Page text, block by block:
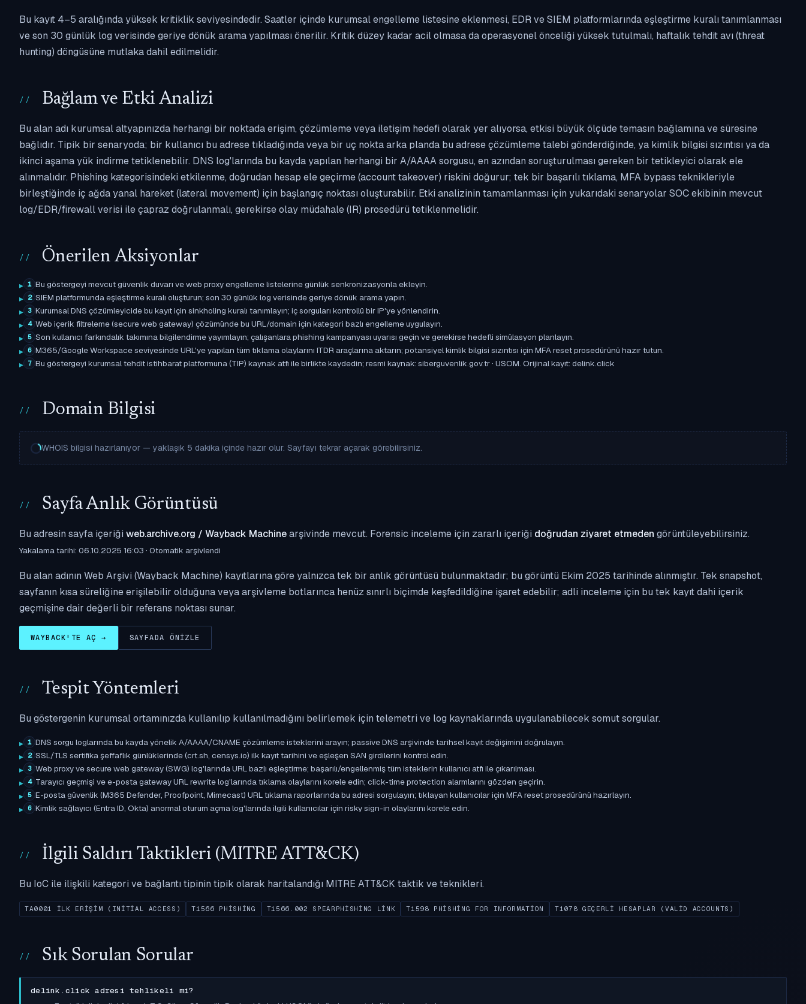
Bu kayıt 4–5 aralığında yüksek kritiklik seviyesindedir. Saatler içinde kurumsal engelleme listesine eklenmesi, EDR ve SIEM platformlarında eşleştirme kuralı tanımlanması
ve son 30 günlük log verisinde geriye dönük arama yapılması önerilir. Kritik düzey kadar acil olmasa da operasyonel önceliği yüksek tutulmalı, haftalık tehdit avı (threat
hunting) döngüsüne mutlaka dahil edilmelidir.
Bağlam ve Etki Analizi
Bu alan adı kurumsal altyapınızda herhangi bir noktada erişim, çözümleme veya iletişim hedefi olarak yer alıyorsa, etkisi büyük ölçüde temasın bağlamına ve süresine
bağlıdır. Tipik bir senaryoda; bir kullanıcı bu adrese tıkladığında veya bir uç nokta arka planda bu adrese çözümleme talebi gönderdiğinde, ya kimlik bilgisi sızıntısı ya da
ikinci aşama yük indirme tetiklenebilir. DNS log'larında bu kayda yapılan herhangi bir A/AAAA sorgusu, en azından soruşturulması gereken bir tetikleyici olarak ele
alınmalıdır. Phishing kategorisindeki etkilenme, doğrudan hesap ele geçirme (account takeover) riskini doğurur; tek bir başarılı tıklama, MFA bypass teknikleriyle
birleştiğinde iç ağda yanal hareket (lateral movement) için başlangıç noktası oluşturabilir. Etki analizinin tamamlanması için yukarıdaki senaryolar SOC ekibinin mevcut
log/EDR/firewall verisi ile çapraz doğrulanmalı, gerekirse olay müdahale (IR) prosedürü tetiklenmelidir.
Önerilen Aksiyonlar
1 Bu göstergeyi mevcut güvenlik duvarı ve web proxy engelleme listelerine günlük senkronizasyonla ekleyin.
2 SIEM platformunda eşleştirme kuralı oluşturun; son 30 günlük log verisinde geriye dönük arama yapın.
3 Kurumsal DNS çözümleyicide bu kayıt için sinkholing kuralı tanımlayın; iç sorguları kontrollü bir IP'ye yönlendirin.
4 Web içerik filtreleme (secure web gateway) çözümünde bu URL/domain için kategori bazlı engelleme uygulayın.
5 Son kullanıcı farkındalık takımına bilgilendirme yayımlayın; çalışanlara phishing kampanyası uyarısı geçin ve gerekirse hedefli simülasyon planlayın.
6 M365/Google Workspace seviyesinde URL'ye yapılan tüm tıklama olaylarını ITDR araçlarına aktarın; potansiyel kimlik bilgisi sızıntısı için MFA reset prosedürünü hazır tutun.
7 Bu göstergeyi kurumsal tehdit istihbarat platformuna (TIP) kaynak atfı ile birlikte kaydedin; resmi kaynak: siberguvenlik.gov.tr · USOM. Orijinal kayıt: delink.click
Domain Bilgisi
WHOIS bilgisi hazırlanıyor — yaklaşık 5 dakika içinde hazır olur. Sayfayı tekrar açarak görebilirsiniz.
Sayfa Anlık Görüntüsü
Bu adresin sayfa içeriği web.archive.org / Wayback Machinearşivinde mevcut. Forensic inceleme için zararlı içeriği doğrudan ziyaret etmeden görüntüleyebilirsiniz.
Yakalama tarihi: 06.10.2025 16:03 · Otomatik arşivlendi
Bu alan adının Web Arşivi (Wayback Machine) kayıtlarına göre yalnızca tek bir anlık görüntüsü bulunmaktadır; bu görüntü Ekim 2025 tarihinde alınmıştır. Tek snapshot,
sayfanın kısa süreliğine erişilebilir olduğuna veya arşivleme botlarınca henüz sınırlı biçimde keşfedildiğine işaret edebilir; adli inceleme için bu tek kayıt dahi içerik
geçmişine dair değerli bir referans noktası sunar.
WAYBACK'TE AÇ → SAYFADA ÖNIZLE
Tespit Yöntemleri
Bu göstergenin kurumsal ortamınızda kullanılıp kullanılmadığını belirlemek için telemetri ve log kaynaklarında uygulanabilecek somut sorgular.
1 DNS sorgu loglarında bu kayda yönelik A/AAAA/CNAME çözümleme isteklerini arayın; passive DNS arşivinde tarihsel kayıt değişimini doğrulayın.
2 SSL/TLS sertifika şeffaflık günlüklerinde (crt.sh, censys.io) ilk kayıt tarihini ve eşleşen SAN girdilerini kontrol edin.
3 Web proxy ve secure web gateway (SWG) log'larında URL bazlı eşleştirme; başarılı/engellenmiş tüm isteklerin kullanıcı atfı ile çıkarılması.
4 Tarayıcı geçmişi ve e-posta gateway URL rewrite log'larında tıklama olaylarını korele edin; click-time protection alarmlarını gözden geçirin.
5 E-posta güvenlik (M365 Defender, Proofpoint, Mimecast) URL tıklama raporlarında bu adresi sorgulayın; tıklayan kullanıcılar için MFA reset prosedürünü hazırlayın.
6 Kimlik sağlayıcı (Entra ID, Okta) anormal oturum açma log'larında ilgili kullanıcılar için risky sign-in olaylarını korele edin.
İlgili Saldırı Taktikleri (MITRE ATT&CK)
Bu IoC ile ilişkili kategori ve bağlantı tipinin tipik olarak haritalandığı MITRE ATT&CK taktik ve teknikleri.
TA0001 İLK ERIŞIM (INITIAL ACCESS) T1566 PHISHING T1566.002 SPEARPHISHING LINK T1598 PHISHING FOR INFORMATION T1078 GEÇERLI HESAPLAR (VALID ACCOUNTS)
Sık Sorulan Sorular
delink.click adresi tehlikeli mi?